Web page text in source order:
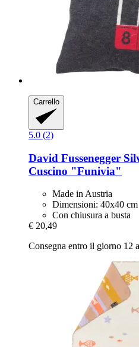
Carrello
5.0 (2)
David Fussenegger
Cuscino "Funivia"
Made in Austria
Dimensioni: 40x40 cm
Con chiusura a busta
€ 20,49
Consegna entro il giorno 12